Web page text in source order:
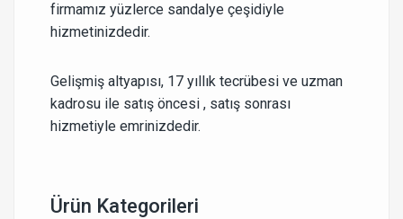
firmamız yüzlerce sandalye çeşidiyle
hizmetinizdedir.
Gelişmiş altyapısı, 17 yıllık tecrübesi ve uzman
kadrosu ile satış öncesi , satış sonrası
hizmetiyle emrinizdedir.
Ürün Kategorileri